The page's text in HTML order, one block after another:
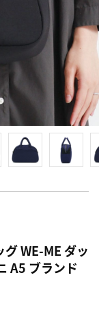
WE-ME ダッ
A5 ブランド